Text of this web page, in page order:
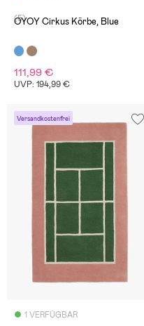
(5)
OYOY Cirkus Körbe, Blue
111,99 €
UVP: 194,99 €
Versandkostenfrei
1 VERFÜGBAR